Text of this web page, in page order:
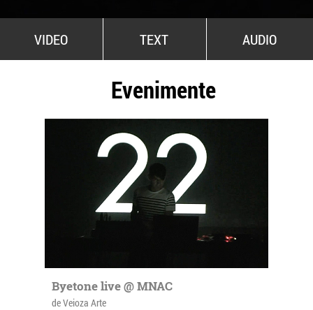
VIDEO TEXT AUDIO
Evenimente
Byetone live @ MNAC
de Veioza Arte